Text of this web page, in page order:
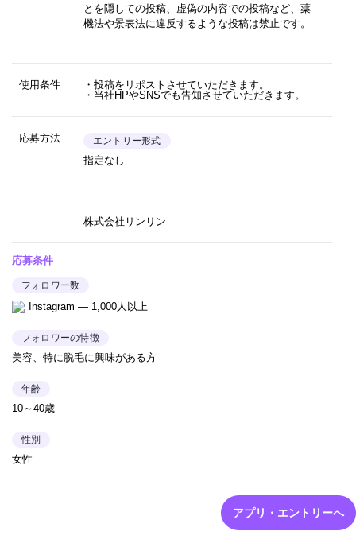
とを隠しての投稿、虚偽の内容での投稿など、薬
機法や景表法に違反するような投稿は禁止です。
使用条件
・投稿をリポストさせていただきます。
・当社HPやSNSでも告知させていただきます。
応募方法 エントリー形式
指定なし
株式会社リンリン
応募条件
フォロワー数
Instagram — 1,000人以上
フォロワーの特徴
美容、特に脱毛に興味がある方
年齢
10～40歳
性別
女性
アプリ・エントリーへ